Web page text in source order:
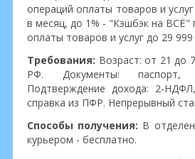
операций оплаты товаров и
в месяц, до 1% - "Кэшбэк на ВСЁ"
оплаты товаров и услуг до 29
Требования: Возраст: от 21 до
РФ. Документы: паспорт,
Подтверждение дохода: 2-
справка из ПФР. Непрерывный
Способы получения: В
курьером - бесплатно.